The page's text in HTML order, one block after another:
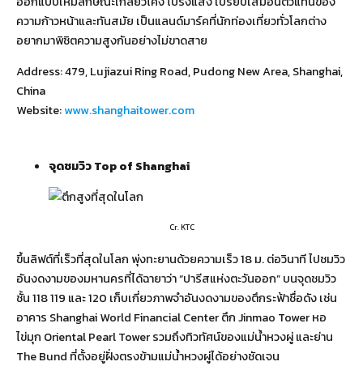
ความก้าวหน้าและทันสมัย เป็นแลนด์มาร์คที่นักท่องเที่ยวทั่วโลกต่าง
อยากมาพิชิตความสูงกันอย่างไม่ขาดสาย
Address: 479, Lujiazui Ring Road, Pudong New Area, Shanghai,
China
Website:www.shanghaitower.com
จุดชมวิวTop of Shanghai
Cr. KTC
ขึ้นลิฟต์ที่เร็วที่สุดในโลก พุ่งทะยานด้วยความเร็ว 18 ม. ต่อวินาที ไปชมวิว
อันงดงามของมหานครที่ได้ฉายาว่า “ปารีสแห่งตะวันออก” บนจุดชมวิว
ชั้น 118 119 และ 120 เก็บเกี่ยวภาพจำอันงดงามของตึกระฟ้าชื่อดัง เช่น
อาคาร Shanghai World Financial Center ตึก Jinmao Tower หอ
ไข่มุก Oriental Pearl Tower รวมถึงทิวทัศน์ของแม่น้ำหวงผู่ และย่าน
The Bund ที่ตั้งอยู่ฝั่งตรงข้ามแม่น้ำหวงผู่ได้อย่างชัดเจน